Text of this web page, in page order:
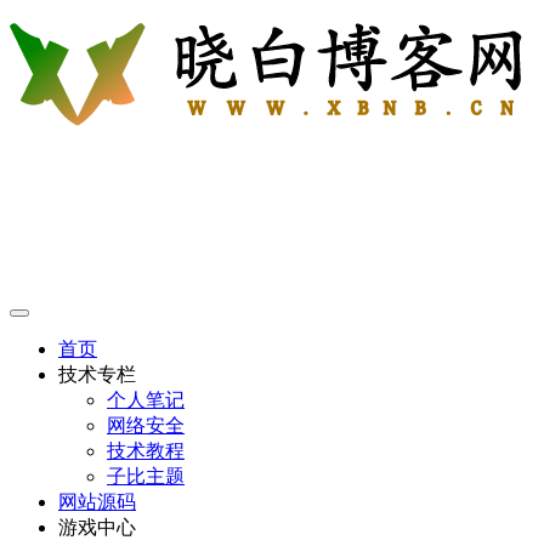
首页
技术专栏
个人笔记
网络安全
技术教程
子比主题
网站源码
游戏中心